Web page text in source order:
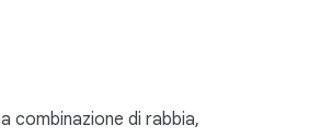
combinazione di rabbia,